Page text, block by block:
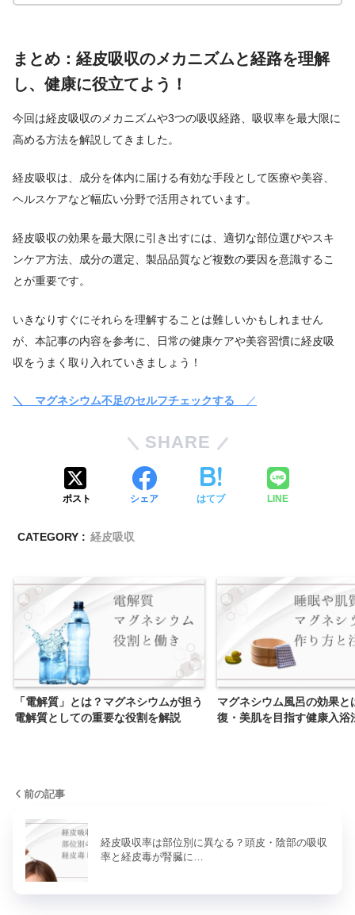
まとめ：経皮吸収のメカニズムと経路を理解
し、健康に役立てよう！
今回は経皮吸収のメカニズムや3つの吸収経路、吸収率を最大限に
高める方法を解説してきました。
経皮吸収は、成分を体内に届ける有効な手段として医療や美容、
ヘルスケアなど幅広い分野で活用されています。
経皮吸収の効果を最大限に引き出すには、適切な部位選びやスキ
ンケア方法、成分の選定、製品品質など複数の要因を意識するこ
とが重要です。
いきなりすぐにそれらを理解することは難しいかもしれません
が、本記事の内容を参考に、日常の健康ケアや美容習慣に経皮吸
収をうまく取り入れていきましょう！
＼ マグネシウム不足のセルフチェックする ／
SHARE
ポスト シェア はてブ LINE
CATEGORY : 経皮吸収
「電解質」とは？マグネシウムが担う
電解質としての重要な役割を解説
マグネシウム風呂の効果と
復・美肌を目指す健康入浴
前の記事
経皮吸収率は部位別に異なる？頭皮・陰部の吸収
率と経皮毒が腎臓に…